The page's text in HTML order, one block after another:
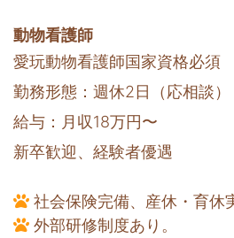
動物看護師
愛玩動物看護師国家資格必須
勤務形態：週休2日（応相談）
給与：月収18万円〜
新卒歓迎、経験者優遇
社会保険完備、産休・育休
外部研修制度あり。